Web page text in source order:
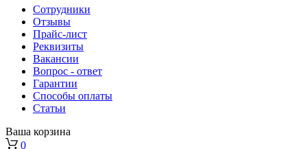
Сотрудники
Отзывы
Прайс-лист
Реквизиты
Вакансии
Вопрос - ответ
Гарантии
Способы оплаты
Статьи
Ваша корзина
0